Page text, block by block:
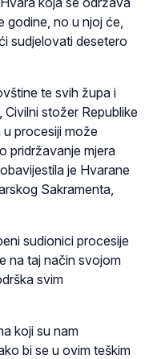
no u njoj će,
sudjelovati desetero
te svih župa i
stožer Republike
procesiji može
pridržavanje mjera
je Hvarane
Sakramenta,
sudionici procesije
na taj način svojom
svim
koji su nam
bi se u ovim teškim